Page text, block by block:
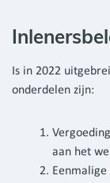
Is in 2022
onderdelen zijn:
aan het